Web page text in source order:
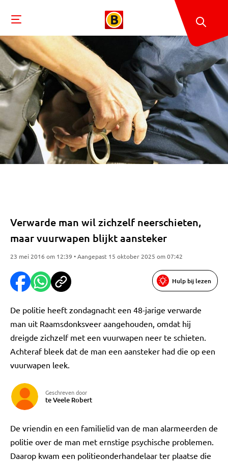
Verwarde man wil zichzelf neerschieten,
maar vuurwapen blijkt aansteker
23 mei 2016 om 12:39 • Aangepast 15 oktober 2025 om 07:42
Hulp bij lezen
De politie heeft zondagnacht een 48-jarige verwarde
man uit Raamsdonksveer aangehouden, omdat hij
dreigde zichzelf met een vuurwapen neer te schieten.
Achteraf bleek dat de man een aansteker had die op een
vuurwapen leek.
Geschreven door
te Veele Robert
De vriendin en een familielid van de man alarmeerden de
politie over de man met ernstige psychische problemen.
Daarop kwam een politieonderhandelaar ter plaatse die